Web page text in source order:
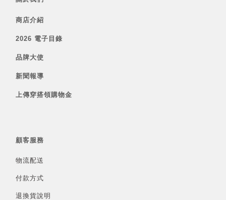
商店介紹
2026 電子目錄
品牌大使
新聞報導
上傳穿搭領購物金
顧客服務
物流配送
付款方式
退換貨說明